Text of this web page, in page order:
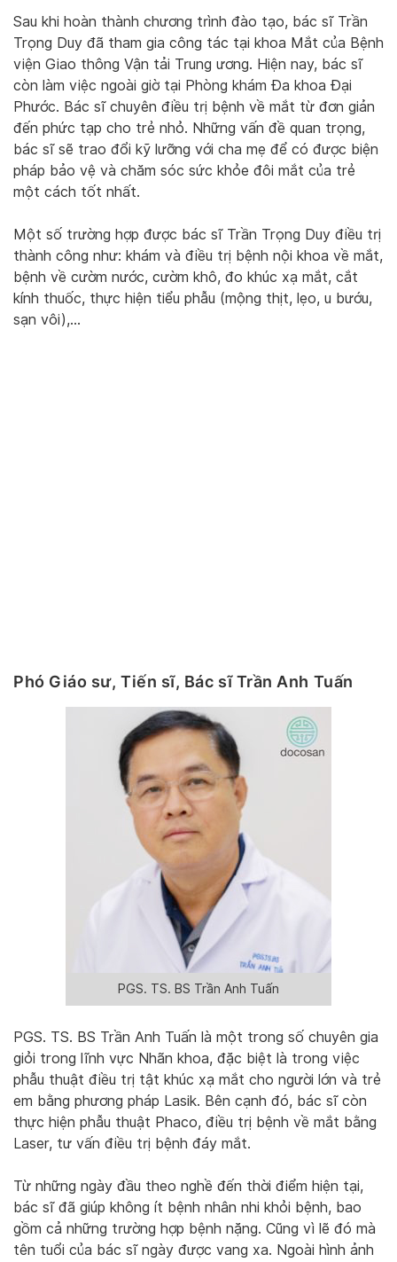
Sau khi hoàn thành chương trình đào tạo, bác sĩ Trần
Trọng Duy đã tham gia công tác tại khoa Mắt của Bệnh
viện Giao thông Vận tải Trung ương. Hiện nay, bác sĩ
còn làm việc ngoài giờ tại Phòng khám Đa khoa Đại
Phước. Bác sĩ chuyên điều trị bệnh về mắt từ đơn giản
đến phức tạp cho trẻ nhỏ. Những vấn đề quan trọng,
bác sĩ sẽ trao đổi kỹ lưỡng với cha mẹ để có được biện
pháp bảo vệ và chăm sóc sức khỏe đôi mắt của trẻ
một cách tốt nhất.
Một số trường hợp được bác sĩ Trần Trọng Duy điều trị
thành công như: khám và điều trị bệnh nội khoa về mắt,
bệnh về cườm nước, cườm khô, đo khúc xạ mắt, cắt
kính thuốc, thực hiện tiểu phẫu (mộng thịt, lẹo, u bướu,
sạn vôi),…
Phó Giáo sư, Tiến sĩ, Bác sĩ Trần Anh Tuấn
PGS. TS. BS Trần Anh Tuấn
PGS. TS. BS Trần Anh Tuấn là một trong số chuyên gia
giỏi trong lĩnh vực Nhãn khoa, đặc biệt là trong việc
phẫu thuật điều trị tật khúc xạ mắt cho người lớn và trẻ
em bằng phương pháp Lasik. Bên cạnh đó, bác sĩ còn
thực hiện phẫu thuật Phaco, điều trị bệnh về mắt bằng
Laser, tư vấn điều trị bệnh đáy mắt.
Từ những ngày đầu theo nghề đến thời điểm hiện tại,
bác sĩ đã giúp không ít bệnh nhân nhi khỏi bệnh, bao
gồm cả những trường hợp bệnh nặng. Cũng vì lẽ đó mà
tên tuổi của bác sĩ ngày được vang xa. Ngoài hình ảnh